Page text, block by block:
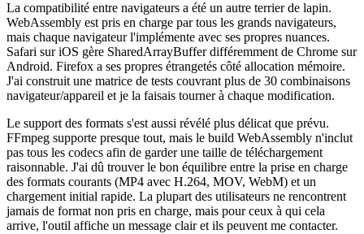
La compatibilité entre navigateurs a été un autre terrier de lapin.
WebAssembly est pris en charge par tous les grands navigateurs,
mais chaque navigateur l'implémente avec ses propres nuances.
Safari sur iOS gère SharedArrayBuffer différemment de Chrome sur
Android. Firefox a ses propres étrangetés côté allocation mémoire.
J'ai construit une matrice de tests couvrant plus de 30 combinaisons
navigateur/appareil et je la faisais tourner à chaque modification.
Le support des formats s'est aussi révélé plus délicat que prévu.
FFmpeg supporte presque tout, mais le build WebAssembly n'inclut
pas tous les codecs afin de garder une taille de téléchargement
raisonnable. J'ai dû trouver le bon équilibre entre la prise en charge
des formats courants (MP4 avec H.264, MOV, WebM) et un
chargement initial rapide. La plupart des utilisateurs ne rencontrent
jamais de format non pris en charge, mais pour ceux à qui cela
arrive, l'outil affiche un message clair et ils peuvent me contacter.